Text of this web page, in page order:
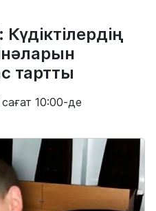
тартты
10:00-де